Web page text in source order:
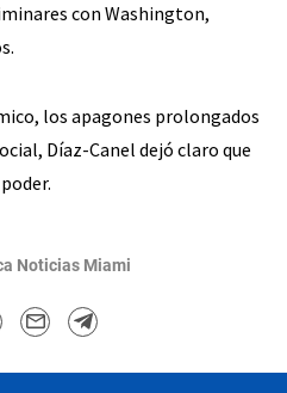
con Washington,
los apagones prolongados
Díaz-Canel dejó claro que
Noticias Miami